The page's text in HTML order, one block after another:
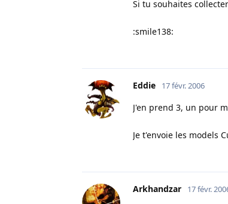
Si tu souhaites
:smile138:
Eddie 17 févr. 2006
J'en prend 3, un pour
Je t'envoie les models
Arkhandzar 17 févr.